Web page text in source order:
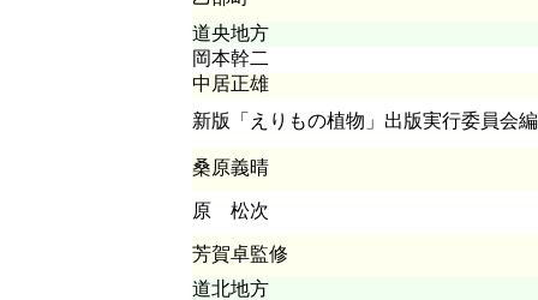
道央地方
岡本幹二
中居正雄
新版「えりもの植物」出版実行委員会編
桑原義晴
原 松次
芳賀卓監修
道北地方